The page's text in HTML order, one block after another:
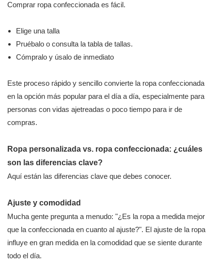
Comprar ropa confeccionada es fácil.
Elige una talla
Pruébalo o consulta la tabla de tallas.
Cómpralo y úsalo de inmediato
Este proceso rápido y sencillo convierte la ropa confeccionada
en la opción más popular para el día a día, especialmente para
personas con vidas ajetreadas o poco tiempo para ir de
compras.
Ropa personalizada vs. ropa confeccionada: ¿cuáles
son las diferencias clave?
Aquí están las diferencias clave que debes conocer.
Ajuste y comodidad
Mucha gente pregunta a menudo: "¿Es la ropa a medida mejor
que la confeccionada en cuanto al ajuste?". El ajuste de la ropa
influye en gran medida en la comodidad que se siente durante
todo el día.